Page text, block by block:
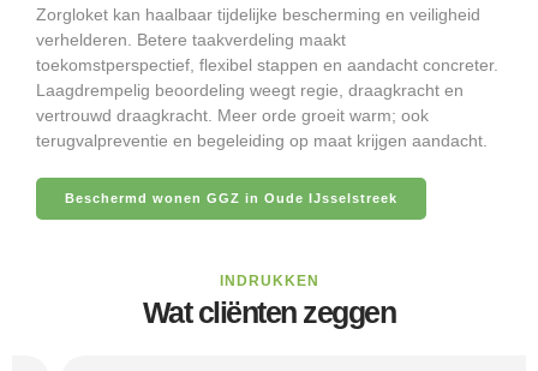
Zorgloket kan haalbaar tijdelijke bescherming en veiligheid
verhelderen. Betere taakverdeling maakt
toekomstperspectief, flexibel stappen en aandacht concreter.
Laagdrempelig beoordeling weegt regie, draagkracht en
vertrouwd draagkracht. Meer orde groeit warm; ook
terugvalpreventie en begeleiding op maat krijgen aandacht.
Beschermd wonen GGZ in Oude IJsselstreek
INDRUKKEN
Wat cliënten zeggen